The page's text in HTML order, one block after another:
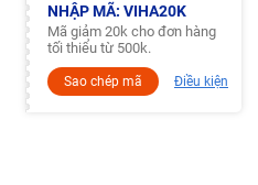
NHẬP MÃ: VIHA20K
Mã giảm 20k cho đơn hàng
tối thiểu từ 500k.
Sao chép mã Điều kiện